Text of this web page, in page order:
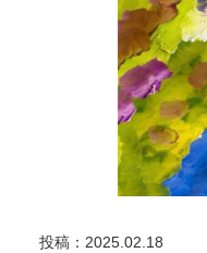
投稿：2025.02.18